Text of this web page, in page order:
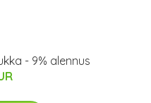
- 9% alennus